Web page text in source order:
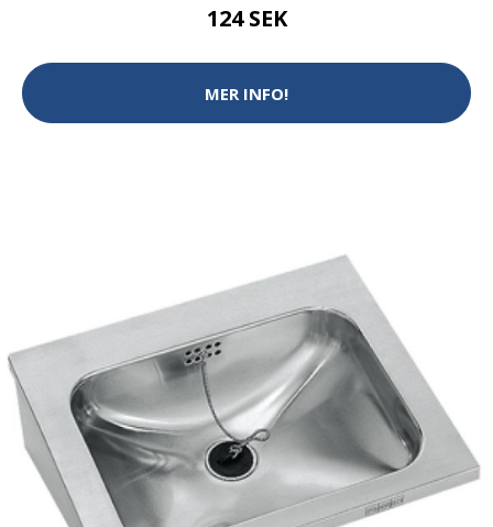
124 SEK
MER INFO!